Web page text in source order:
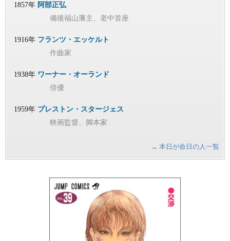
1857年 阿部正弘
備後福山藩主、老中首座
1916年 フランツ・エッケルト
作曲家
1938年 ワーナー・オーランド
俳優
1959年 プレストン・スタージェス
映画監督、脚本家
→ 本日が命日の人一覧